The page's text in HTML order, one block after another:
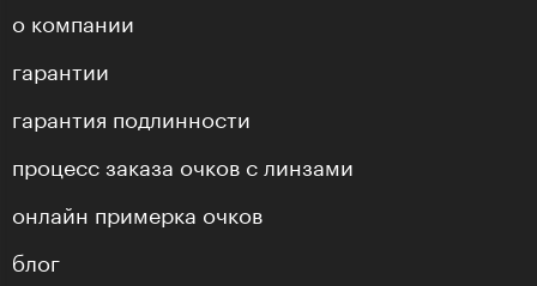
о компании
гарантии
гарантия подлинности
процесс заказа очков с линзами
онлайн примерка очков
блог